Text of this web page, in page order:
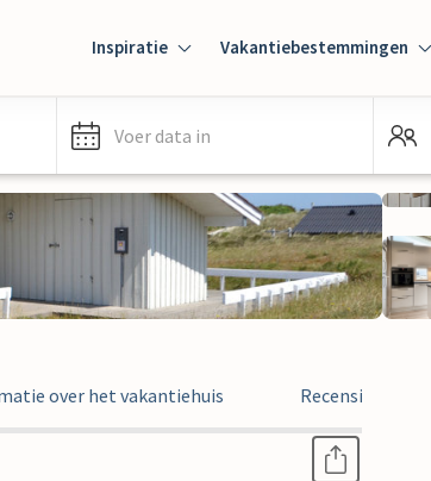
Inspiratie Vakantiebestemmingen
Voer data in
over het vakantiehuis Recensies